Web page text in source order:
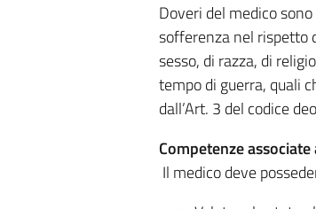
Doveri del medico
sofferenza nel rispetto
sesso, di razza, di
tempo di guerra, quali
dall’Art. 3 del codice
Competenze
Il medico deve